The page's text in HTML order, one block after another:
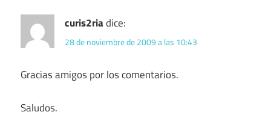
curis2riadice:
28 de noviembre de 2009 a las 10:43
Gracias amigos por los comentarios.
Saludos.